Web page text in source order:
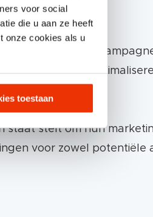
voor social
die u aan ze heeft
onze cookies als u
toestaan
platform integreert ook
in klantgedrag,
verfijnen en te
staat stelt om hun
voor zowel potentiële